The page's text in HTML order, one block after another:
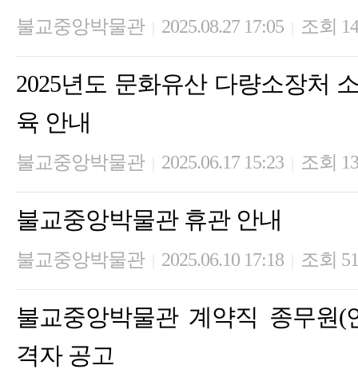
불교중앙박물관 2025.08.27 17:05 조회
2025년도 문화유산 다량소장처
육 안내
불교중앙박물관 2025.06.17 15:23 조회
불교중앙박물관 휴관 안내
불교중앙박물관 2025.06.10 17:18 조회
불교중앙박물관 계약직 종무원(
격자 공고